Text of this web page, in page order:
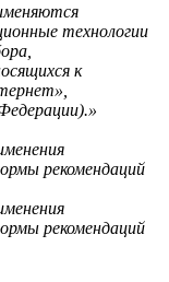
технологии
к
рекомендаций
рекомендаций